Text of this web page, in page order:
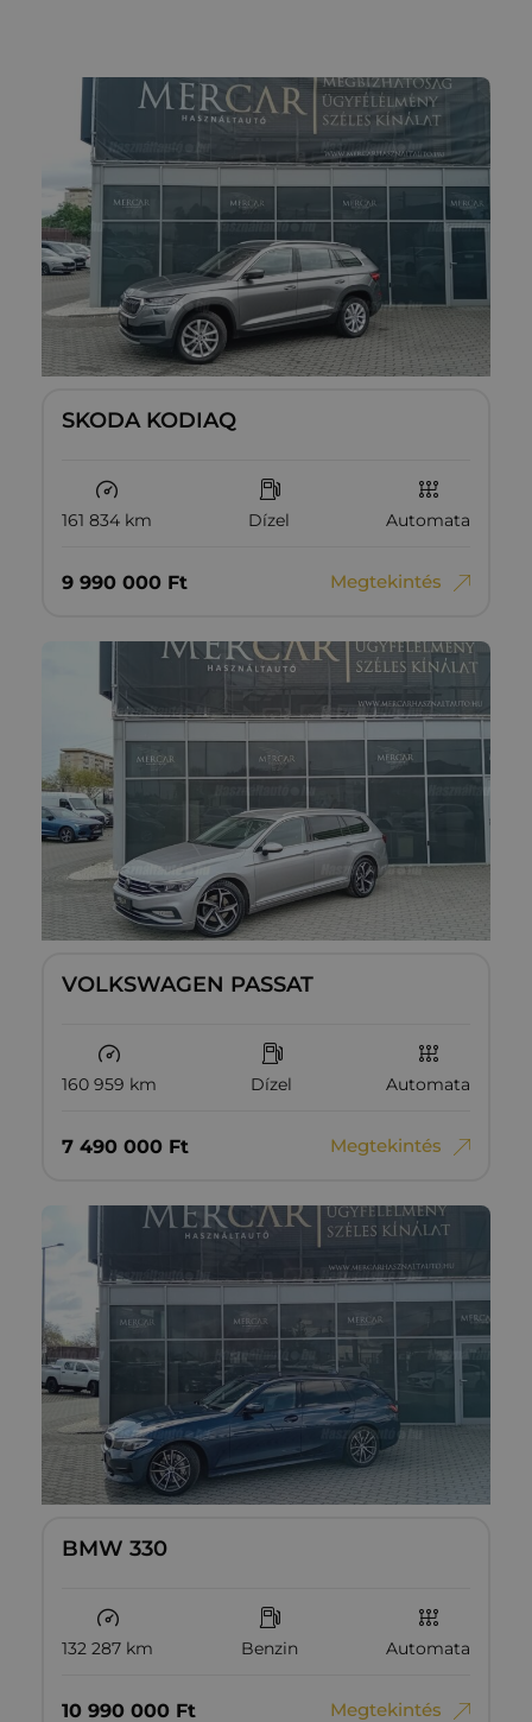
SKODA KODIAQ
161 834 km Dízel Automata
9‏‏‎ ‎990‏‏‎ ‎000 Ft Megtekintés
VOLKSWAGEN PASSAT
160 959 km Dízel Automata
7‏‏‎ ‎490‏‏‎ ‎000 Ft Megtekintés
BMW 330
132 287 km Benzin Automata
10‏‏‎ ‎990‏‏‎ ‎000 Ft Megtekintés